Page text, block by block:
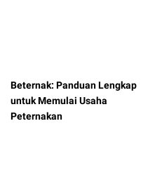
Beternak: Panduan Lengkap
untuk Memulai Usaha
Peternakan